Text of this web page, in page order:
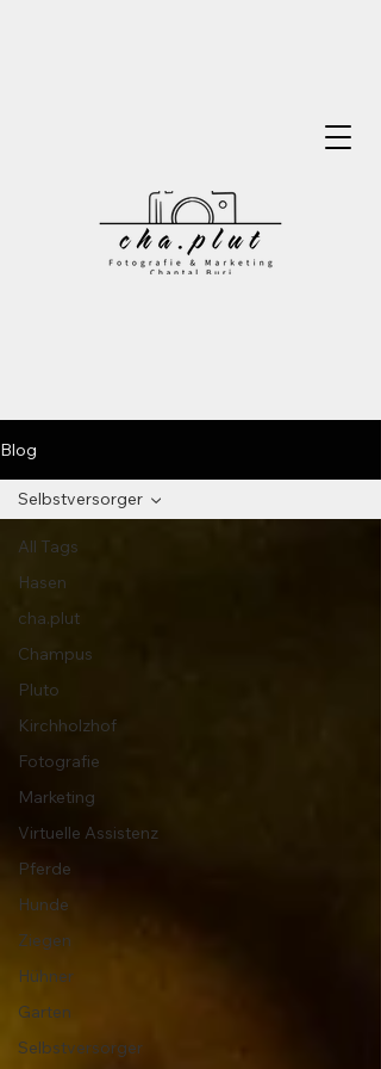
Blog
All Tags
Hasen
cha.plut
Champus
Pluto
Kirchholzhof
Fotografie
Marketing
Virtuelle Assistenz
Pferde
Hunde
Ziegen
Hühner
Garten
Selbstversorger
Selbstversorger